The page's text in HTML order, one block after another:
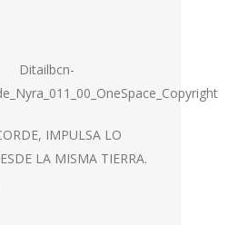
IMPULSA LO
LA MISMA TIERRA.